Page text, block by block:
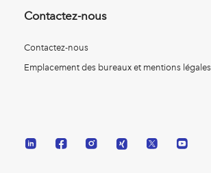
Contactez-nous
Contactez-nous
Emplacement des bureaux et mentions légales